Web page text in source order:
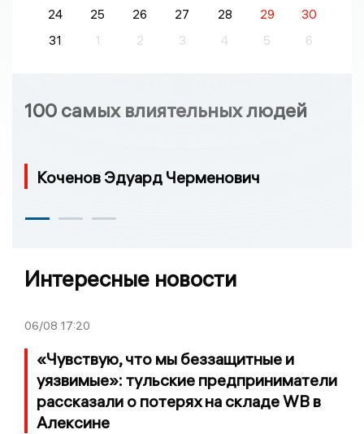
24
25 26 27 28 29
30
31
1 2 3 4 5 6
100 самых влиятельных людей
Коченов Эдуард Черменович
Интересные новости
06/08 17:20
«Чувствую, что мы беззащитные и
уязвимые»: тульские предприниматели
рассказали о потерях на складе WB в
Алексине